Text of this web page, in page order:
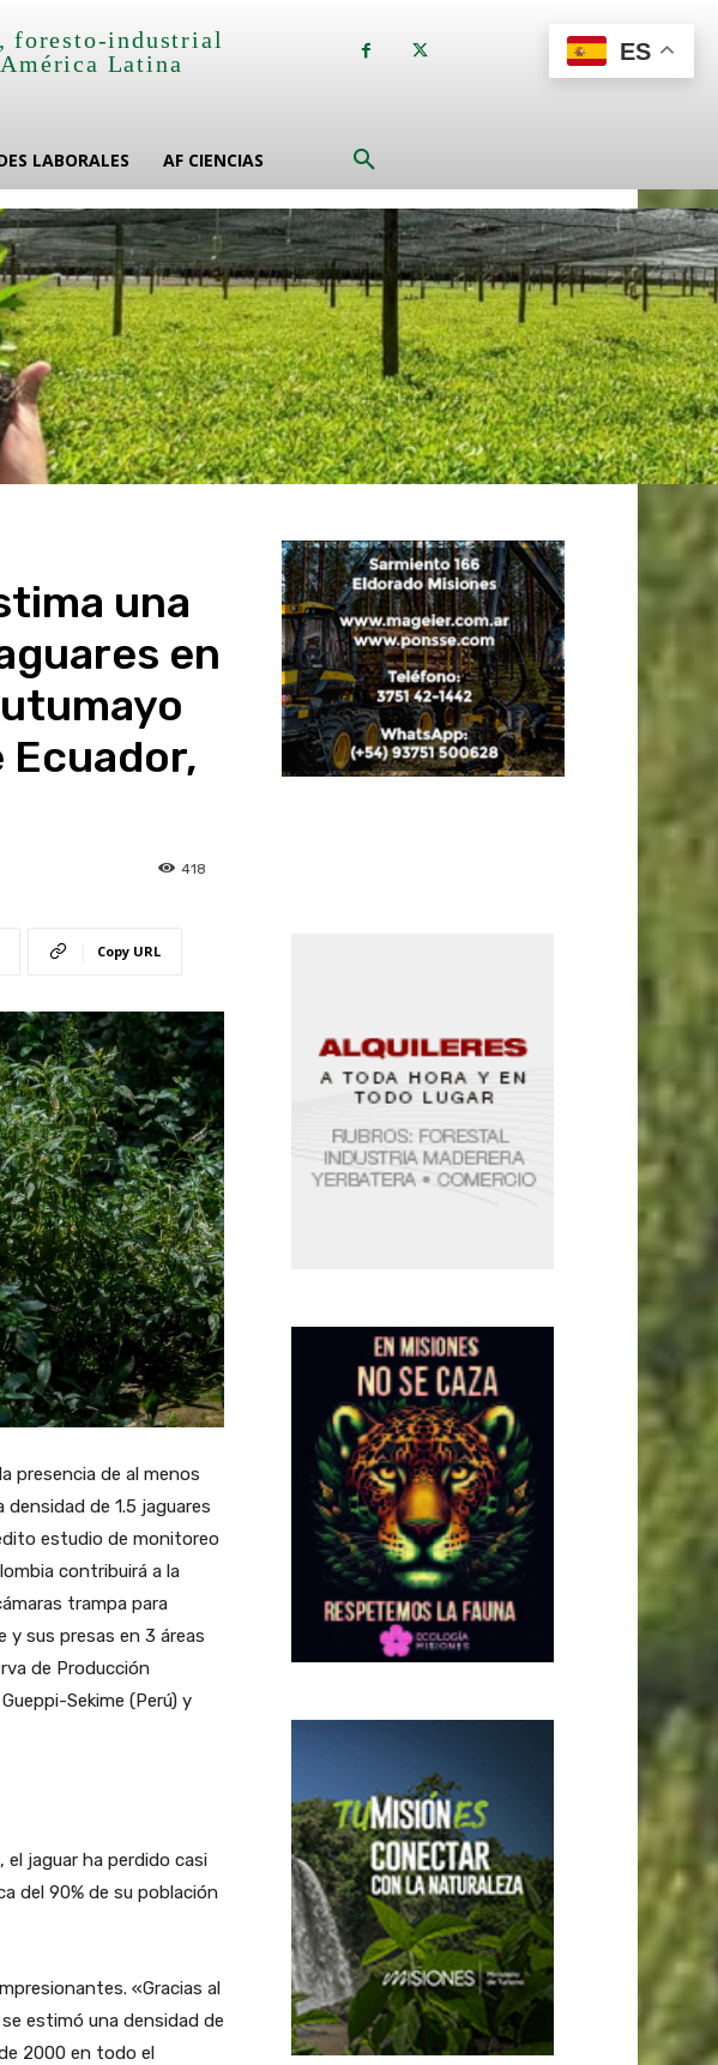
foresto-industrial
Latina
LABORALES AF CIENCIAS
una
en
418
Copy URL
presencia de al menos
de 1.5 jaguares
estudio de monitoreo
contribuirá a la
trampa para
y sus presas en 3 áreas
de Producción
Sekime (Perú) y
el jaguar ha perdido casi
del 90% de su población
«Gracias al
estimó una densidad de
2000 en todo el
ES